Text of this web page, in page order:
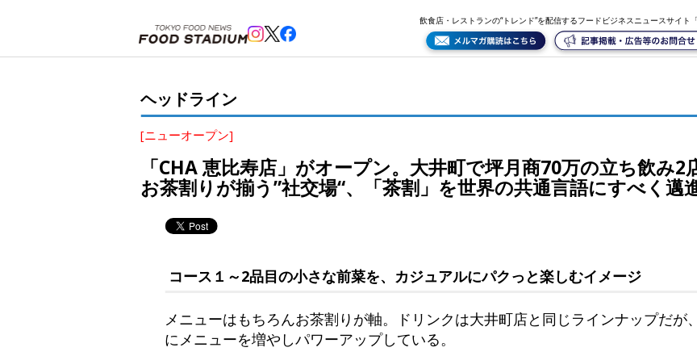
飲食店・レストランの“トレンド”を配信するフードビジネスニュースサイト
ヘッドライン
[ニューオープン]
「CHA 恵比寿店」がオープン。大井町で坪月商70万の立ち飲み
お茶割りが揃う”社交場“、「茶割」を世界の共通言語にすべく邁
コース１～2品目の小さな前菜を、カジュアルにパクっと楽しむイメージ
メニューはもちろんお茶割りが軸。ドリンクは大井町店と同じラインナップだが
にメニューを増やしパワーアップしている。